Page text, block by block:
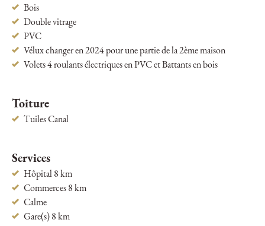
Bois
Double vitrage
PVC
Vélux changer en 2024 pour une partie de la 2ème maison
Volets 4 roulants électriques en PVC et Battants en bois
Toiture
Tuiles Canal
Services
Hôpital 8 km
Commerces 8 km
Calme
Gare(s) 8 km